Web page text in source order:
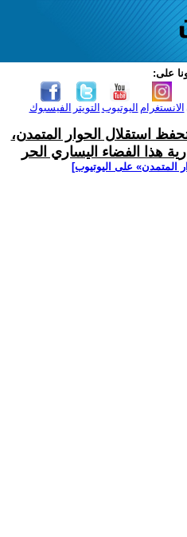
على:
الفيسبوك التويتر اليوتيوب الانستغرام
استقلال الحوار المتمدن،
هذا الفضاء اليساري الحر
المتمدن» على اليوتيوب]